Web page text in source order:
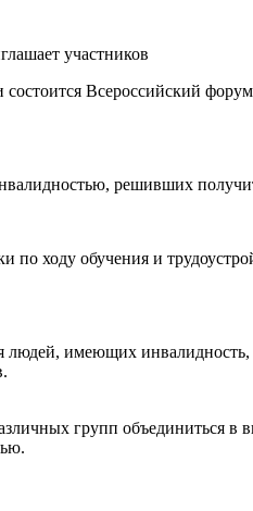
участников
Всероссийский
решивших
ходу обучения и
имеющих
групп объединиться